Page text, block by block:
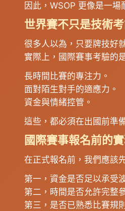
因此，WSOP 更像是一場
世界賽不只是技術
很多人以為，只要牌技好
實際上，國際賽事考驗的
長時間比賽的專注力。
面對陌生對手的適應力。
資金與情緒控管。
這些，都必須在出國前準
國際賽事報名前的
在正式報名前，我們應該
第一，資金是否足以承受
第二，時間是否允許完整
第三，是否已熟悉比賽規